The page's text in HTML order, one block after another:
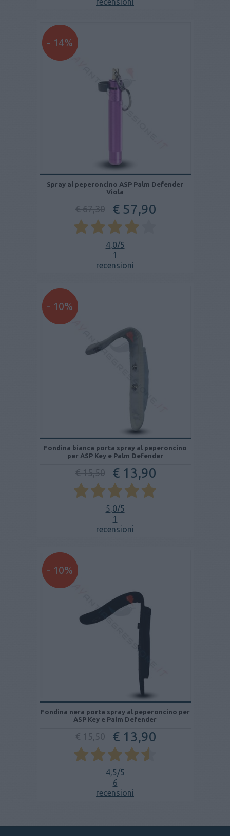
- 14%
Spray al peperoncino ASP Palm Defender
Viola
€ 67,30 € 57,90
4,0/5
1
recensioni
- 10%
Fondina bianca porta spray al peperoncino
per ASP Key e Palm Defender
€ 15,50 € 13,90
5,0/5
1
recensioni
- 10%
Fondina nera porta spray al peperoncino per
ASP Key e Palm Defender
€ 15,50 € 13,90
4,5/5
6
recensioni